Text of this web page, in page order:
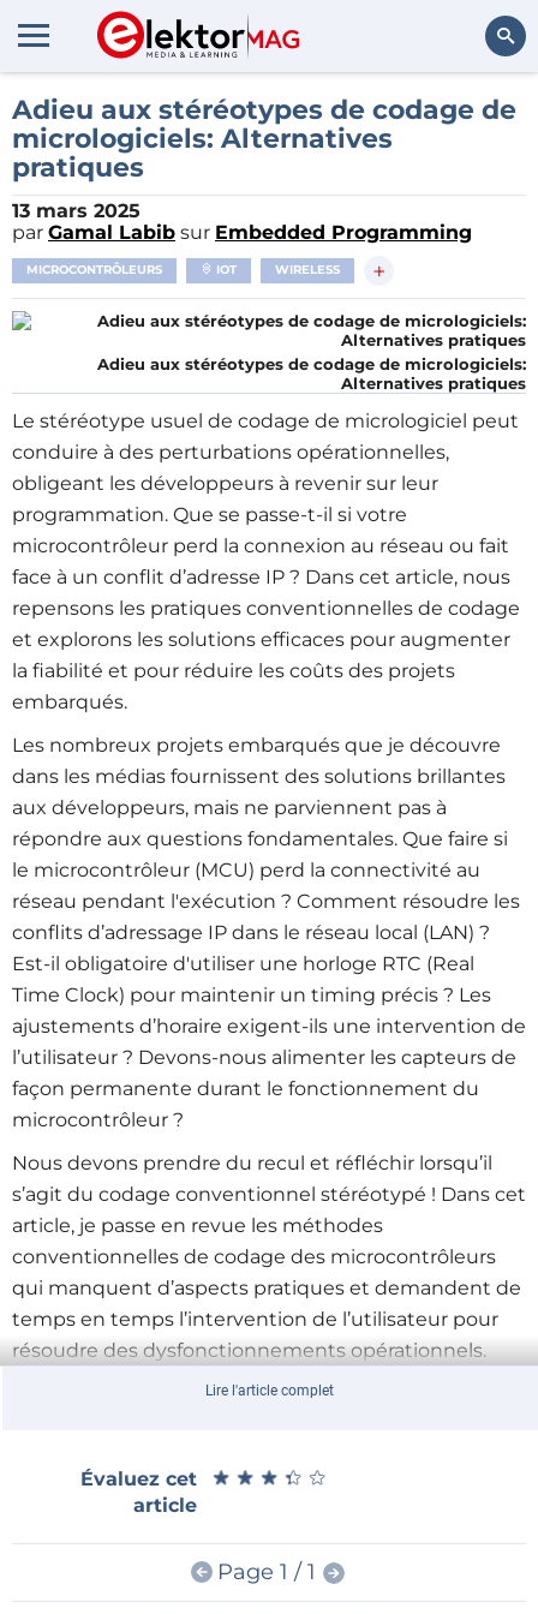
Rechercher
Adieu aux stéréotypes de codage de
micrologiciels: Alternatives
pratiques
13 mars 2025
par Gamal Labib sur Embedded Programming
MICROCONTRÔLEURS IOT WIRELESS +
Adieu aux stéréotypes de codage de micrologiciels:
Alternatives pratiques
Le stéréotype usuel de codage de micrologiciel peut
conduire à des perturbations opérationnelles,
obligeant les développeurs à revenir sur leur
programmation. Que se passe-t-il si votre
microcontrôleur perd la connexion au réseau ou fait
face à un conflit d’adresse IP ? Dans cet article, nous
repensons les pratiques conventionnelles de codage
et explorons les solutions efficaces pour augmenter
la fiabilité et pour réduire les coûts des projets
embarqués.
Les nombreux projets embarqués que je découvre
dans les médias fournissent des solutions brillantes
aux développeurs, mais ne parviennent pas à
répondre aux questions fondamentales. Que faire si
le microcontrôleur (MCU) perd la connectivité au
réseau pendant l'exécution ? Comment résoudre les
conflits d’adressage IP dans le réseau local (LAN) ?
Est-il obligatoire d'utiliser une horloge RTC (Real
Time Clock) pour maintenir un timing précis ? Les
ajustements d’horaire exigent-ils une intervention de
l’utilisateur ? Devons-nous alimenter les capteurs de
façon permanente durant le fonctionnement du
microcontrôleur ?
Nous devons prendre du recul et réfléchir lorsqu’il
s’agit du codage conventionnel stéréotypé ! Dans cet
article, je passe en revue les méthodes
conventionnelles de codage des microcontrôleurs
qui manquent d’aspects pratiques et demandent de
temps en temps l’intervention de l’utilisateur pour
résoudre des dysfonctionnements opérationnels.
Dans de tels cas, des boutons de réglage et un
puis prendre une action corrective. Parallèlement à
l’interfaçage des capteurs, la prise en compte des
boutons ou afficheurs, facilitant l’intervention de
l’utilisateur, peut être problématique lorsque les
entrées/sorties standards sont en nombre limité.
Lire l'article complet
Évaluez cet
article
★ ★ ★ ★ ★
★ ★ ★ ★ ★
Page 1 / 1